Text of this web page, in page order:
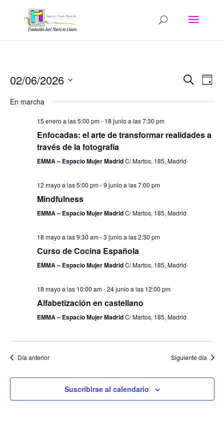
vistas
de
Buscar
de
Día
02/06/2026
fecha.
En marcha
15 enero a las 5:00 pm- 18 junio a las 7:30 pm
Enfocadas: el arte de transformar realidades a
través de la fotografía
EMMA – Espacio Mujer MadridC/ Martos, 185, Madrid
12 mayo a las 5:00 pm-9 junio a las 7:00 pm
Mindfulness
EMMA – Espacio Mujer MadridC/ Martos, 185, Madrid
18 mayo a las 9:30 am-3 junio a las 2:30 pm
Curso de Cocina Española
EMMA – Espacio Mujer MadridC/ Martos, 185, Madrid
18 mayo a las 10:00 am-24 junio a las 12:00 pm
Alfabetización en castellano
EMMA – Espacio Mujer MadridC/ Martos, 185, Madrid
Día anterior Siguiente día
Suscribirse al calendario